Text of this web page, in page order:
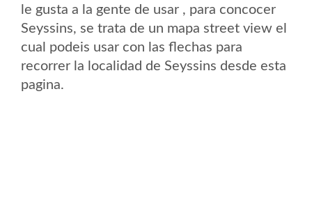
le gusta a la gente de usar , para concocer
Seyssins, se trata de un mapa street view el
cual podeis usar con las flechas para
recorrer la localidad de Seyssins desde esta
pagina.